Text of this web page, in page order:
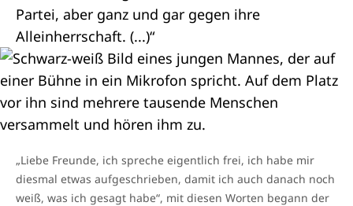
Partei, aber ganz und gar gegen ihre
Alleinherrschaft. (...)“
„Liebe Freunde, ich spreche eigentlich frei, ich habe mir
diesmal etwas aufgeschrieben, damit ich auch danach noch
weiß, was ich gesagt habe“, mit diesen Worten begann der